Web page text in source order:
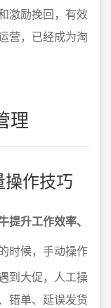
激励挽回，有效
营，已经成为淘
理
作技巧
升工作效率、
时候，手动操作
到大促，人工操
错单、延误发货